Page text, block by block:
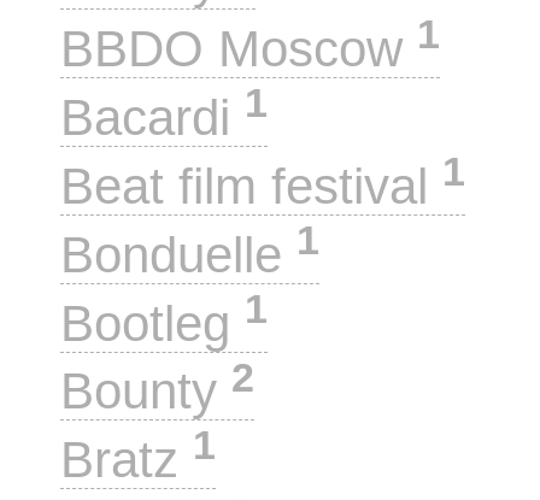
BBDO Moscow 1
Bacardi 1
Beat film festival 1
Bonduelle 1
Bootleg 1
Bounty 2
Bratz 1